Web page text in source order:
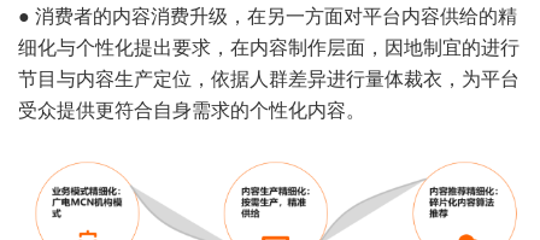
● 消费者的内容消费升级，在另一方面对平台内容供给的精
细化与个性化提出要求，在内容制作层面，因地制宜的进行
节目与内容生产定位，依据人群差异进行量体裁衣，为平台
受众提供更符合自身需求的个性化内容。